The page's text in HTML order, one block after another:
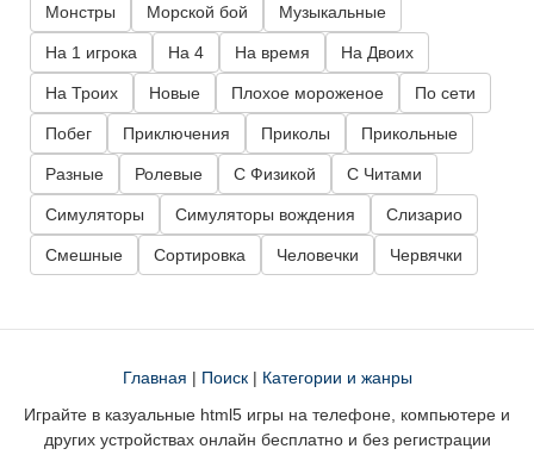
Монстры Морской бой Музыкальные
На 1 игрока На 4 На время На Двоих
На Троих Новые Плохое мороженое По сети
Побег Приключения Приколы Прикольные
Разные Ролевые С Физикой С Читами
Симуляторы Симуляторы вождения Слизарио
Смешные Сортировка Человечки Червячки
Главная | Поиск| Категории и жанры
Играйте в казуальные html5 игры на телефоне, компьютере и
других устройствах онлайн бесплатно и без регистрации